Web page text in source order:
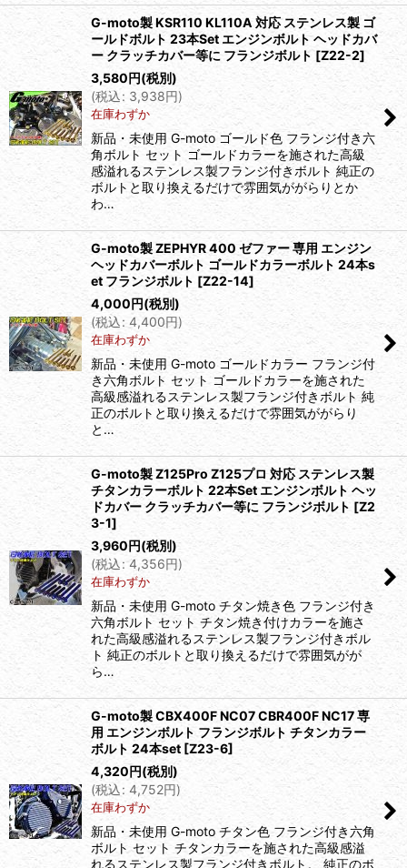
G-moto製 KSR110 KL110A 対応 ステンレス製 ゴ
ールドボルト 23本Set エンジンボルト ヘッドカバ
ー クラッチカバー等に フランジボルト [Z22-2]
3,580円(税別)
(税込: 3,938円)
在庫わずか
新品・未使用 G-moto ゴールド色 フランジ付き六
角ボルト セット ゴールドカラーを施された高級
感溢れるステンレス製フランジ付きボルト 純正の
ボルトと取り換えるだけで雰囲気ががらりとか
わ…
G-moto製 ZEPHYR 400 ゼファー 専用 エンジン
ヘッドカバーボルト ゴールドカラーボルト 24本s
et フランジボルト [Z22-14]
4,000円(税別)
(税込: 4,400円)
在庫わずか
新品・未使用 G-moto ゴールドカラー フランジ付
き六角ボルト セット ゴールドカラーを施された
高級感溢れるステンレス製フランジ付きボルト 純
正のボルトと取り換えるだけで雰囲気ががらり
と…
G-moto製 Z125Pro Z125プロ 対応 ステンレス製
チタンカラーボルト 22本Set エンジンボルト ヘッ
ドカバー クラッチカバー等に フランジボルト [Z2
3-1]
3,960円(税別)
(税込: 4,356円)
在庫わずか
新品・未使用 G-moto チタン焼き色 フランジ付き
六角ボルト セット チタン焼き付けカラーを施さ
れた高級感溢れるステンレス製フランジ付きボル
ト 純正のボルトと取り換えるだけで雰囲気がが
ら…
G-moto製 CBX400F NC07 CBR400F NC17 専
用 エンジンボルト フランジボルト チタンカラー
ボルト 24本set [Z23-6]
4,320円(税別)
(税込: 4,752円)
在庫わずか
新品・未使用 G-moto チタン色 フランジ付き六角
ボルト セット チタンカラーを施された高級感溢
れるステンレス製フランジ付きボルト。 純正のボ